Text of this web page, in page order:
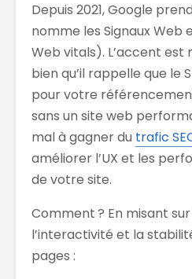
Depuis 2021, Google
nomme les Signaux Web
Web vitals). L’accent est
bien qu’il rappelle que le
pour votre
sans un site web
mal à gagner du trafic
améliorer l’UX et les
de votre site.
Comment ? En misant
l’interactivité et la
pages :